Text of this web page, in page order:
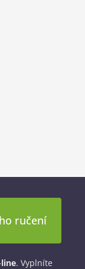
ručení
. Vyplníte